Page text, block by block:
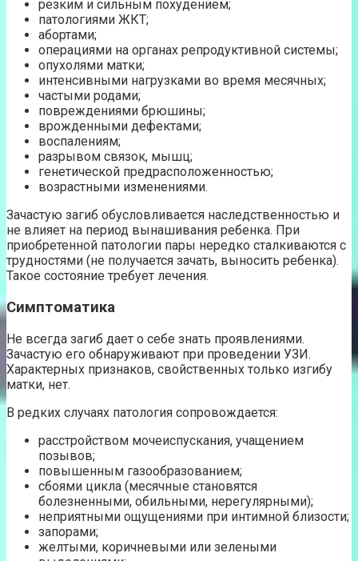
резким и сильным похудением;
патологиями ЖКТ;
абортами;
операциями на органах репродуктивной системы;
опухолями матки;
интенсивными нагрузками во время месячных;
частыми родами;
повреждениями брюшины;
врожденными дефектами;
воспалениям;
разрывом связок, мышц;
генетической предрасположенностью;
возрастными изменениями.
Зачастую загиб обусловливается наследственностью и
не влияет на период вынашивания ребенка. При
приобретенной патологии пары нередко сталкиваются с
трудностями (не получается зачать, выносить ребенка).
Такое состояние требует лечения.
Симптоматика
Не всегда загиб дает о себе знать проявлениями.
Зачастую его обнаруживают при проведении УЗИ.
Характерных признаков, свойственных только изгибу
матки, нет.
В редких случаях патология сопровождается:
расстройством мочеиспускания, учащением
позывов;
повышенным газообразованием;
сбоями цикла (месячные становятся
болезненными, обильными, нерегулярными);
неприятными ощущениями при интимной близости;
запорами;
желтыми, коричневыми или зелеными